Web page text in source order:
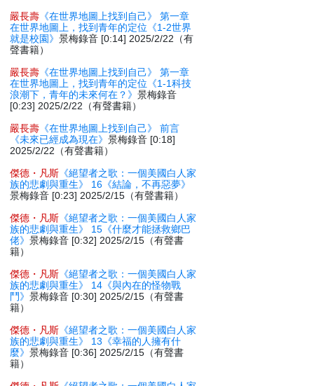
嚴長壽 《在世界地圖上找到自己》 第一章
在世界地圖上，找到青年的定位《1-2世界
就是校園》景梅錄音 [0:14] 2025/2/22（有
聲書籍）
嚴長壽 《在世界地圖上找到自己》 第一章
在世界地圖上，找到青年的定位《1-1科技
浪潮下，青年的未來何在？》景梅錄音
[0:23] 2025/2/22（有聲書籍）
嚴長壽 《在世界地圖上找到自己》 前言
《未來已經成為現在》景梅錄音 [0:18]
2025/2/22（有聲書籍）
傑德・凡斯 《絕望者之歌：一個美國白人家
族的悲劇與重生》 16《結論，不再惡夢》
景梅錄音 [0:23] 2025/2/15（有聲書籍）
傑德・凡斯 《絕望者之歌：一個美國白人家
族的悲劇與重生》 15《什麼才能拯救鄉巴
佬》景梅錄音 [0:32] 2025/2/15（有聲書
籍）
傑德・凡斯 《絕望者之歌：一個美國白人家
族的悲劇與重生》 14《與內在的怪物戰
鬥》景梅錄音 [0:30] 2025/2/15（有聲書
籍）
傑德・凡斯 《絕望者之歌：一個美國白人家
族的悲劇與重生》 13《幸福的人擁有什
麼》景梅錄音 [0:36] 2025/2/15（有聲書
籍）